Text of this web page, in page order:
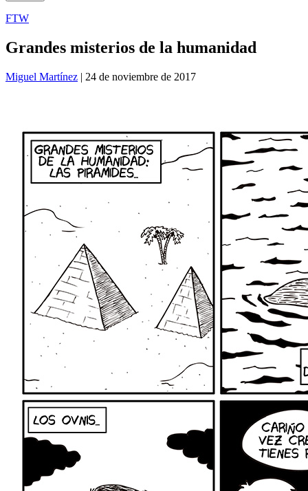
FTW
Grandes misterios de la humanidad
Miguel Martínez | 24 de noviembre de 2017